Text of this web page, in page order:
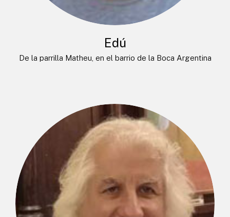
Edú
De la parrilla Matheu, en el barrio de la Boca Argentina